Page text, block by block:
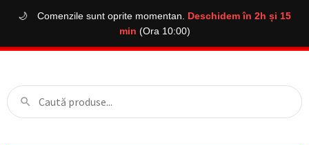
🌙 Comenzile sunt oprite momentan. Deschidem în 2h și 15
min (Ora 10:00)